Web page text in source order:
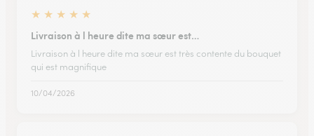
★ ★ ★ ★ ★
Livraison à l heure dite ma sœur est…
Livraison à l heure dite ma sœur est très contente du bouquet
qui est magnifique
10/04/2026